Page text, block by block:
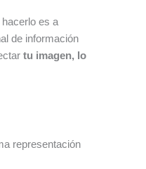
es a
de información
tu imagen, lo
representación